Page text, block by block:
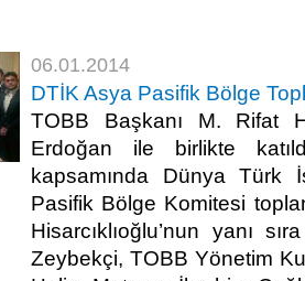
06.01.2014
DTİK Asya Pasifik Bölge
TOBB Başkanı M. Rifat
Erdoğan ile birlikte
kapsamında Dünya Türk
Pasifik Bölge Komitesi
Hisarcıklıoğlu’nun yanı
Zeybekçi, TOBB Yönetim